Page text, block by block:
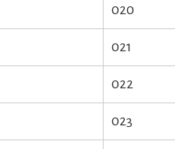
020
021
022
023